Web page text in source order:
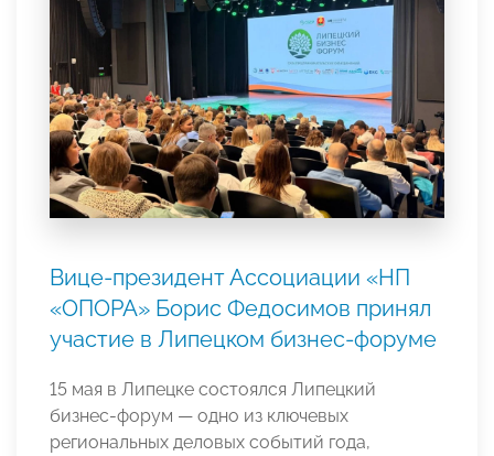
Вице-президент Ассоциации «НП
«ОПОРА» Борис Федосимов принял
участие в Липецком бизнес-форуме
15 мая в Липецке состоялся Липецкий
бизнес-форум — одно из ключевых
региональных деловых событий года,